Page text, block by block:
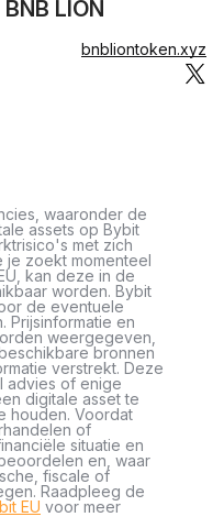
LION
bnbliontoken.xyz
waaronder de
assets op Bybit
met zich
je zoekt momenteel
kan deze in de
worden. Bybit
de eventuele
Prijsinformatie en
weergegeven,
bronnen
verstrekt. Deze
advies of enige
digitale asset te
houden. Voordat
of
situatie en
en, waar
fiscale of
Raadpleeg de
EU voor meer